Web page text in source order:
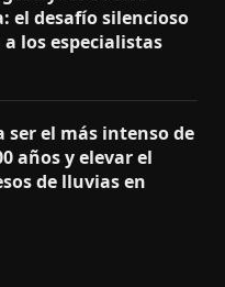
el desafío silencioso
los especialistas
ser el más intenso de
años y elevar el
de lluvias en